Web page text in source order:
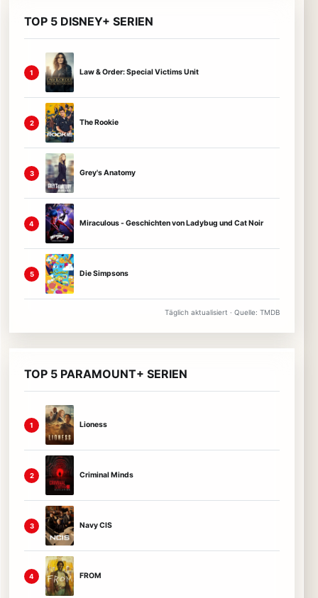
TOP 5 DISNEY+ SERIEN
1 Law & Order: Special Victims Unit
2 The Rookie
3 Grey's Anatomy
4 Miraculous - Geschichten von Ladybug und Cat Noir
5 Die Simpsons
Täglich aktualisiert · Quelle: TMDB
TOP 5 PARAMOUNT+ SERIEN
1 Lioness
2 Criminal Minds
3 Navy CIS
4 FROM